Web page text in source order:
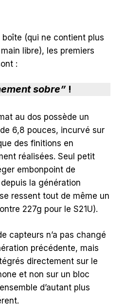
(qui ne contient plus
libre), les premiers
:
sobre”!
au dos possède un
6,8 pouces, incurvé sur
des finitions en
réalisées. Seul petit
embonpoint de
la génération
ressent tout de même un
227g pour le S21U).
capteurs n’a pas changé
précédente, mais
directement sur le
et non sur un bloc
d’autant plus